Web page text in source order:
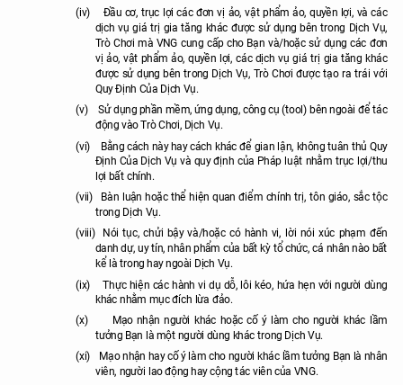
(iv)
Đầu cơ, trục lợi các đơn vị ảo, vật phẩm ảo, quyền lợi, và các
dịch vụ giá trị gia tăng khác được sử dụng bên trong Dịch Vụ,
Trò Chơi mà VNG cung cấp cho Bạn và/hoặc sử dụng các đơn
vị ảo, vật phẩm ảo, quyền lợi,các dịch vụ giá trị gia tăng khác
được sử dụng bên trong Dịch Vụ, Trò Chơiđược tạo ra trái với
Quy Định Của Dịch Vụ.
(v)
Sử dụng phần mềm, ứng dụng, công cụ (tool) bên ngoài để tác
động vào Trò Chơi, Dịch Vụ.
(vi)
Bằng cách này hay cách khác để gian lận, không tuân thủ Quy
Định Của Dịch Vụ và quy định của Pháp luật nhằm trục lợi/thu
lợi bất chính.
(vii)
Bàn luận hoặc thể hiện quan điểm chính trị, tôn giáo, sắc tộc
trong Dịch Vụ.
(viii)
Nói tục, chửi bậy và/hoặc có hành vi, lời nói xúc phạm đến
danh dự, uy tín, nhân phẩm của bất kỳ tổ chức, cá nhân nào bất
kể là trong hay ngoài Dịch Vụ.
(ix)
Thực hiện các hành vi dụ dỗ, lôi kéo, hứa hẹn với người dùng
khác nhằm mục đích lừa đảo.
(x)
Mạo nhận người khác hoặc cố ý làm cho người khác lầm
tưởng Bạn là một người dùng khác trong Dịch Vụ.
(xi)
Mạo nhận hay cố ý làm cho người khác lầm tưởng Bạn là nhân
viên, người lao động hay cộng tác viên của VNG.